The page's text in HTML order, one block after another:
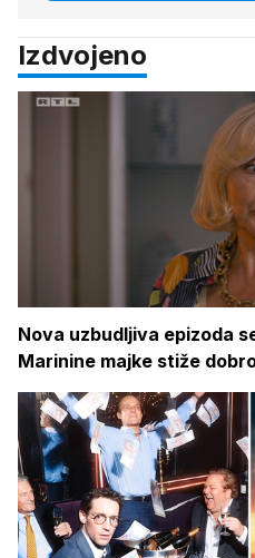
Izdvojeno
Nova uzbudljiva epizoda
Marinine majke stiže